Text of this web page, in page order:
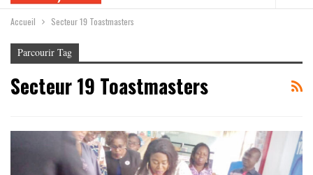
Accueil Secteur 19 Toastmasters
Parcourir Tag
Secteur 19 Toastmasters